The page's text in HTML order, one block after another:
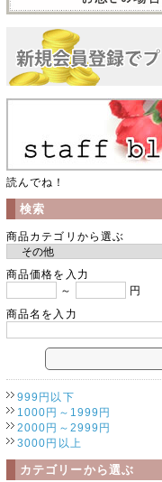
読んでね！
検索
商品カテゴリから選ぶ
商品価格を入力
～
円
商品名を入力
999円以下
1000円～1999円
2000円～2999円
3000円以上
カテゴリーから選ぶ